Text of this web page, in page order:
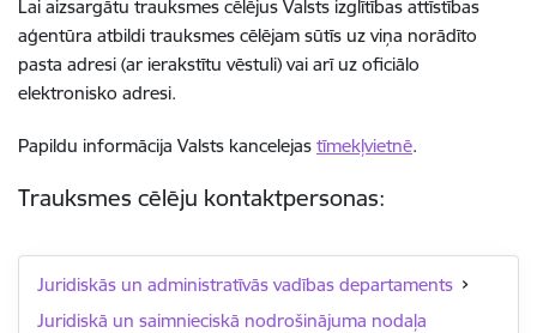
Lai aizsargātu trauksmes cēlējus Valsts izglītības attīstības
aģentūra atbildi trauksmes cēlējam sūtīs uz viņa norādīto
pasta adresi (ar ierakstītu vēstuli) vai arī uz oficiālo
elektronisko adresi.
Papildu informācija Valsts kancelejas tīmekļvietnē.
Trauksmes cēlēju kontaktpersonas:
Juridiskās un administratīvās vadības departaments
Juridiskā un saimnieciskā nodrošinājuma nodaļa